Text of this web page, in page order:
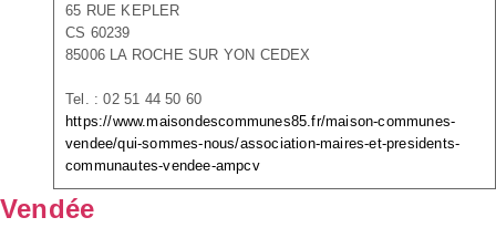
65 RUE KEPLER
CS 60239
85006 LA ROCHE SUR YON CEDEX
Tel. : 02 51 44 50 60
https://www.maisondescommunes85.fr/maison-communes-
vendee/qui-sommes-nous/association-maires-et-presidents-
communautes-vendee-ampcv
Vendée